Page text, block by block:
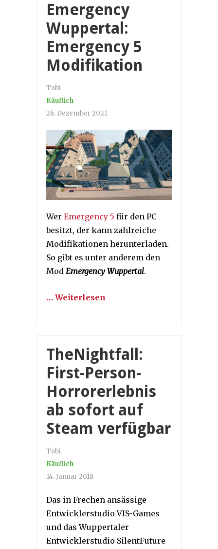
Emergency
Wuppertal:
Emergency 5
Modifikation
Tobi
Käuflich
26. Dezember 2021
Wer Emergency 5 für den PC
besitzt, der kann zahlreiche
Modifikationen herunterladen.
So gibt es unter anderem den
Mod Emergency Wuppertal.
… Weiterlesen
TheNightfall:
First-Person-
Horrorerlebnis
ab sofort auf
Steam verfügbar
Tobi
Käuflich
14. Januar 2018
Das in Frechen ansässige
Entwicklerstudio VIS-Games
und das Wuppertaler
Entwicklerstudio SilentFuture